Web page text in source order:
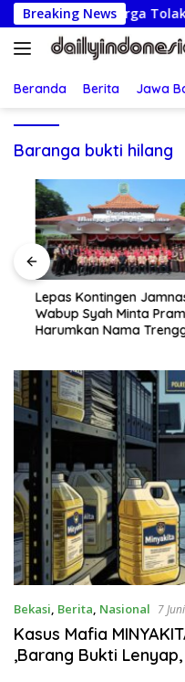
Langsung
ke
konten
Breaking News
Warga Tolak
Beranda Berita Jawa
Baranga bukti hilang
Lepas Kontingen Jamnas
Wabup Syah Minta
Harumkan Nama
Bekasi, Berita, Nasional 7
Kasus Mafia
,Barang Bukti